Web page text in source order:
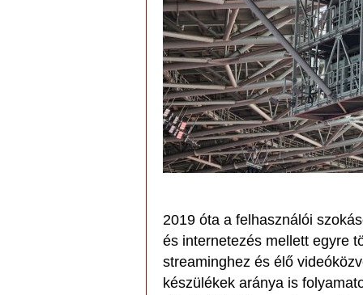
2019 óta a felhasználói
és internetezés mellett egyre
streaminghez és élő
készülékek aránya is